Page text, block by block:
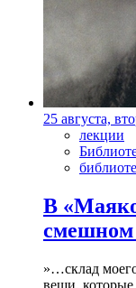
25 августа,
лекции
В
смешном
»…склад
вещи,